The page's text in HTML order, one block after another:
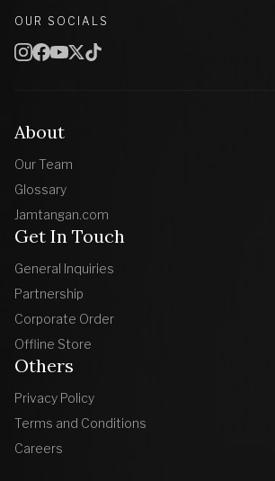
About
Our Team
Glossary
Jamtangan.com
Get In Touch
General Inquiries
Partnership
Corporate Order
Offline Store
Others
Privacy Policy
Terms and Conditions
Careers
OUR SOCIALS